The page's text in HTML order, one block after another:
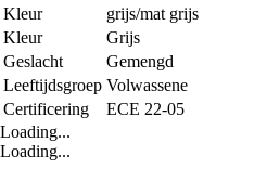
Kleur
grijs/mat grijs
Kleur
Grijs
Geslacht
Gemengd
Leeftijdsgroep Volwassene
Certificering
ECE 22-05
Loading...
Loading...